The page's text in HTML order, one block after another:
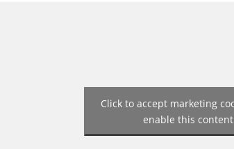
Click to accept marketing
enable this content